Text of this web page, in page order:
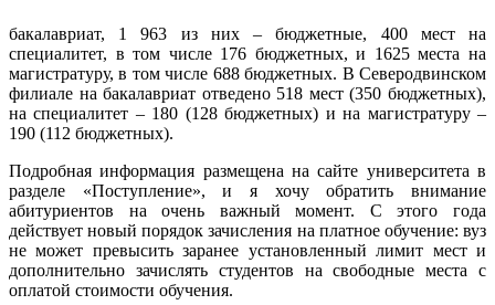
бакалавриат, 1 963 из них – бюджетные, 400 мест на
специалитет, в том числе 176 бюджетных, и 1625 места на
магистратуру, в том числе 688 бюджетных. В Северодвинском
филиале на бакалавриат отведено 518 мест (350 бюджетных),
на специалитет – 180 (128 бюджетных) и на магистратуру –
190 (112 бюджетных).
Подробная информация размещена на сайте университета в
разделе «Поступление», и я хочу обратить внимание
абитуриентов на очень важный момент. С этого года
действует новый порядок зачисления на платное обучение: вуз
не может превысить заранее установленный лимит мест и
дополнительно зачислять студентов на свободные места с
оплатой стоимости обучения.